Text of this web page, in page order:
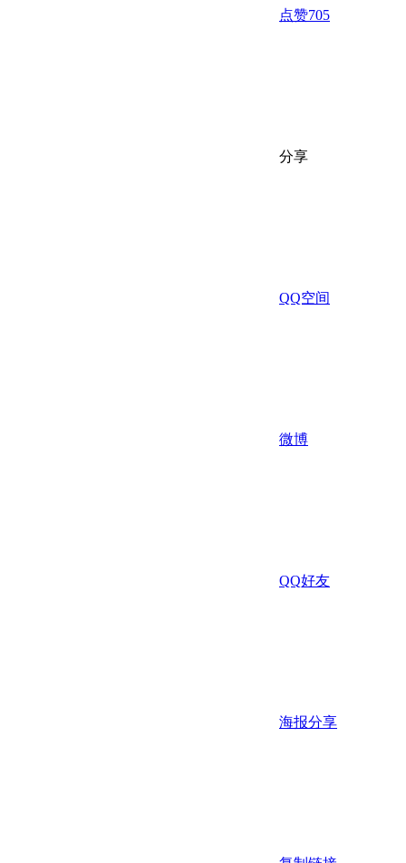
点赞705
分享
QQ空间
微博
QQ好友
海报分享